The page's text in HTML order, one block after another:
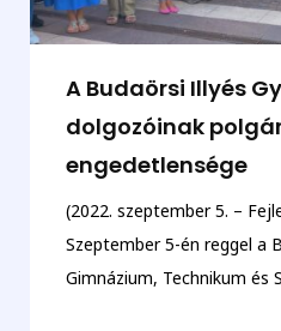
A Budaörsi Illyés
dolgozóinak
engedetlensége
(2022. szeptember 5. –
Szeptember 5-én reggel a
Gimnázium, Technikum és